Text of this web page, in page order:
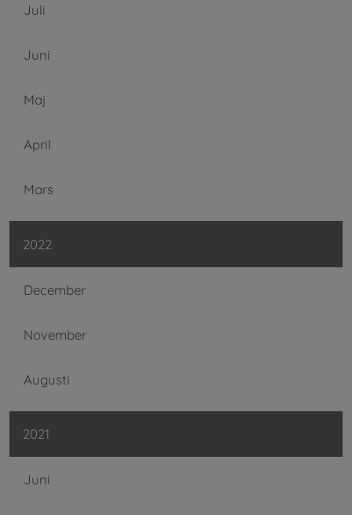
Juli
Juni
Maj
April
Mars
2022
December
November
Augusti
2021
Juni